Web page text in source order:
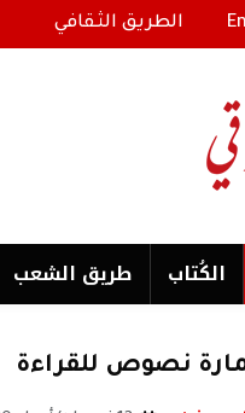
الطريق الثقافي
الكُتاب طریق الشعب
نصوص للقراءة